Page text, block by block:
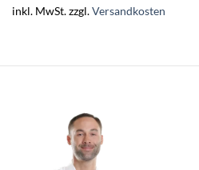
inkl. MwSt.zzgl.Versandkosten